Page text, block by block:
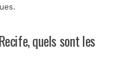
.
quels sont les